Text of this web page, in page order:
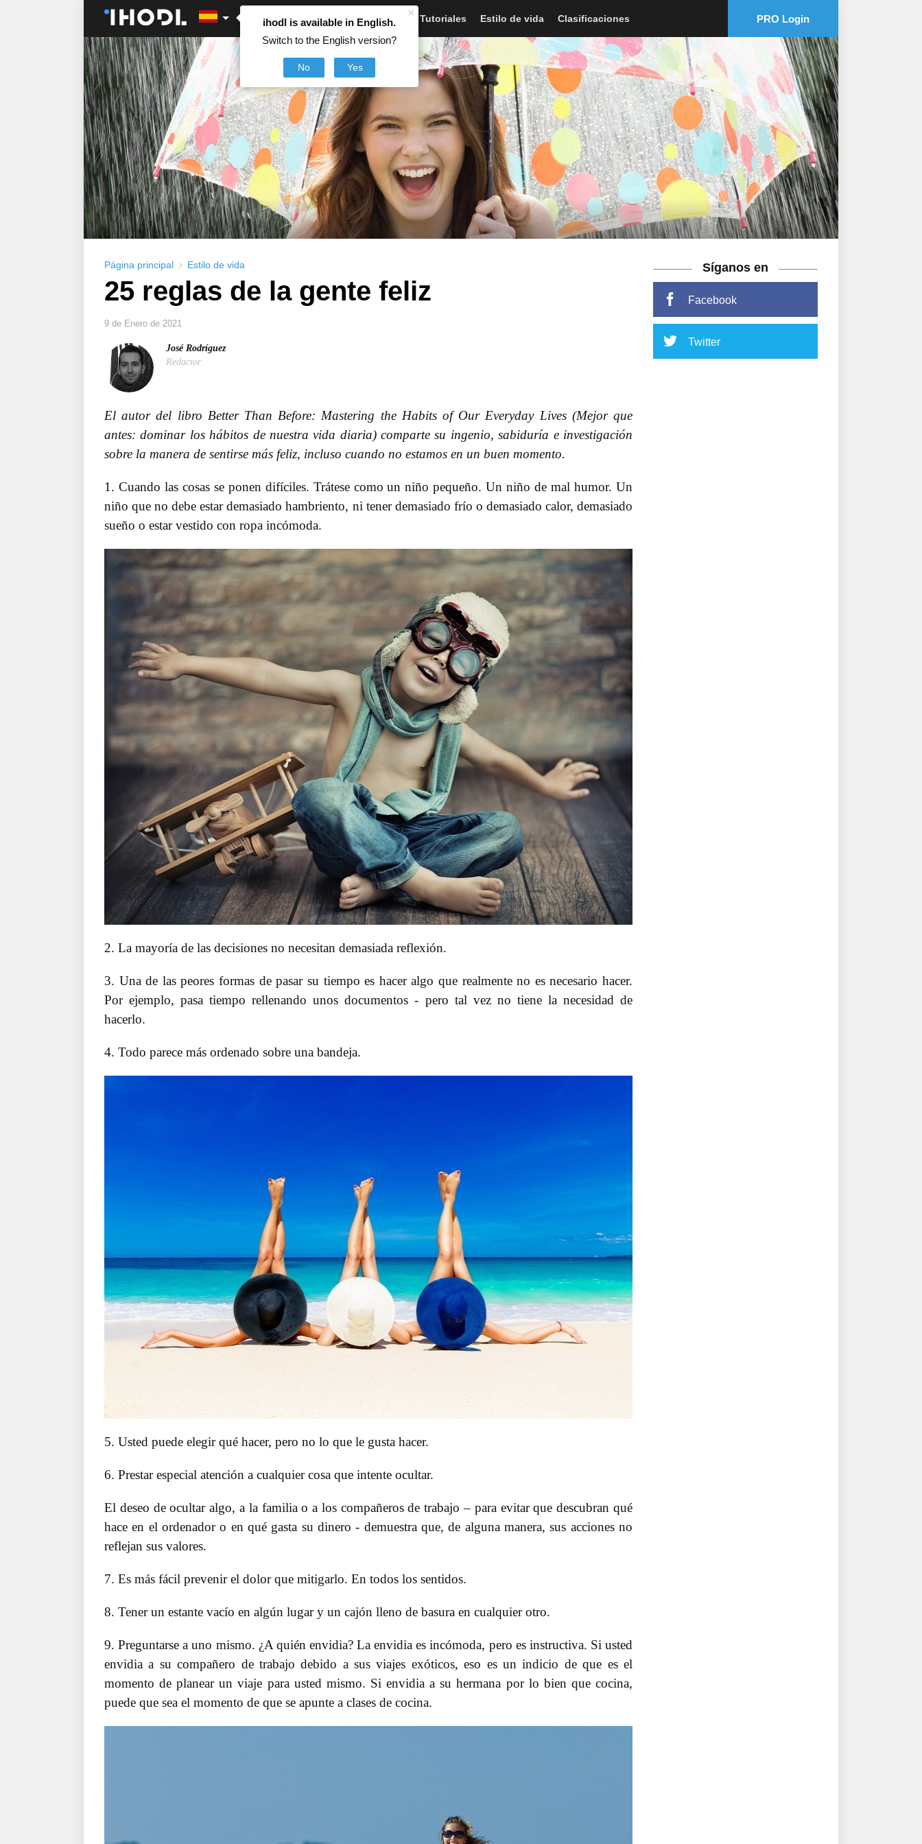
×
ihodl is available in English.
Switch to the English version?
No Yes
Artículos Noticias Tutoriales Estilo de vida Clasificaciones PRO Login
Página principal Estilo de vida
25 reglas de la gente feliz
9 de Enero de 2021
José Rodríguez
Redactor
El autor del libro Better Than Before: Mastering the Habits of Our Everyday Lives (Mejor que
antes: dominar los hábitos de nuestra vida diaria) comparte su ingenio, sabiduría e investigación
sobre la manera de sentirse más feliz, incluso cuando no estamos en un buen momento.
1. Cuando las cosas se ponen difíciles. Trátese como un niño pequeño. Un niño de mal humor. Un
niño que no debe estar demasiado hambriento, ni tener demasiado frío o demasiado calor, demasiado
sueño o estar vestido con ropa incómoda.
2. La mayoría de las decisiones no necesitan demasiada reflexión.
3. Una de las peores formas de pasar su tiempo es hacer algo que realmente no es necesario hacer.
Por ejemplo, pasa tiempo rellenando unos documentos - pero tal vez no tiene la necesidad de
hacerlo.
4. Todo parece más ordenado sobre una bandeja.
5. Usted puede elegir qué hacer, pero no lo que le gusta hacer.
6. Prestar especial atención a cualquier cosa que intente ocultar.
El deseo de ocultar algo, a la familia o a los compañeros de trabajo – para evitar que descubran qué
hace en el ordenador o en qué gasta su dinero - demuestra que, de alguna manera, sus acciones no
reflejan sus valores.
7. Es más fácil prevenir el dolor que mitigarlo. En todos los sentidos.
8. Tener un estante vacío en algún lugar y un cajón lleno de basura en cualquier otro.
9. Preguntarse a uno mismo. ¿A quién envidia? La envidia es incómoda, pero es instructiva. Si usted
envidia a su compañero de trabajo debido a sus viajes exóticos, eso es un indicio de que es el
momento de planear un viaje para usted mismo. Si envidia a su hermana por lo bien que cocina,
puede que sea el momento de que se apunte a clases de cocina.
Síganos en
Facebook
Twitter